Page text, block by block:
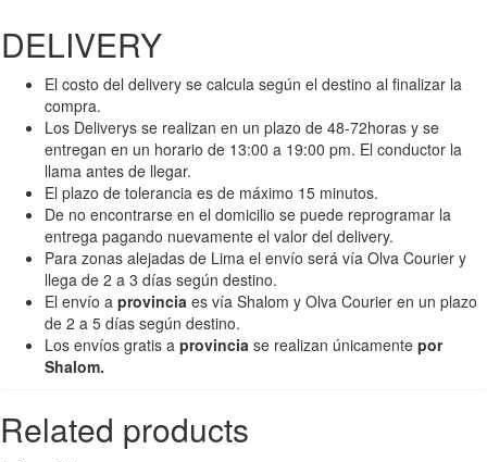
DELIVERY
El costo del delivery se calcula según el destino al finalizar la
compra.
Los Deliverys se realizan en un plazo de 48-72horas y se
entregan en un horario de 13:00 a 19:00 pm. El conductor la
llama antes de llegar.
El plazo de tolerancia es de máximo 15 minutos.
De no encontrarse en el domicilio se puede reprogramar la
entrega pagando nuevamente el valor del delivery.
Para zonas alejadas de Lima el envío será vía Olva Courier y
llega de 2 a 3 días según destino.
El envío a provincia es vía Shalom y Olva Courier en un plazo
de 2 a 5 días según destino.
Los envíos gratis a provincia se realizan únicamente por
Shalom.
Related products